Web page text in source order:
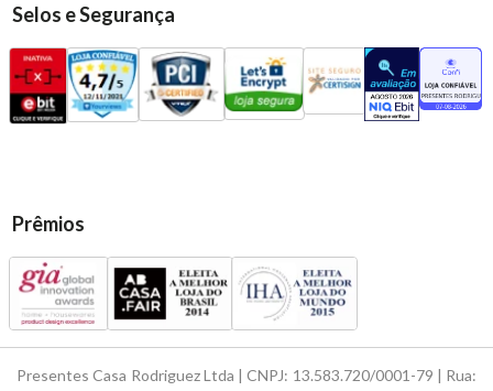
Selos e Segurança
Prêmios
Presentes Casa Rodriguez Ltda | CNPJ: 13.583.720/0001-79 | Rua: